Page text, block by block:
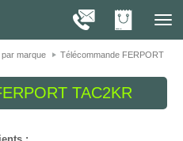
1001
marque
Télécommande FERPORT
TAC2KR